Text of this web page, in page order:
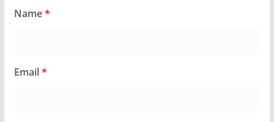
Name*
Email*